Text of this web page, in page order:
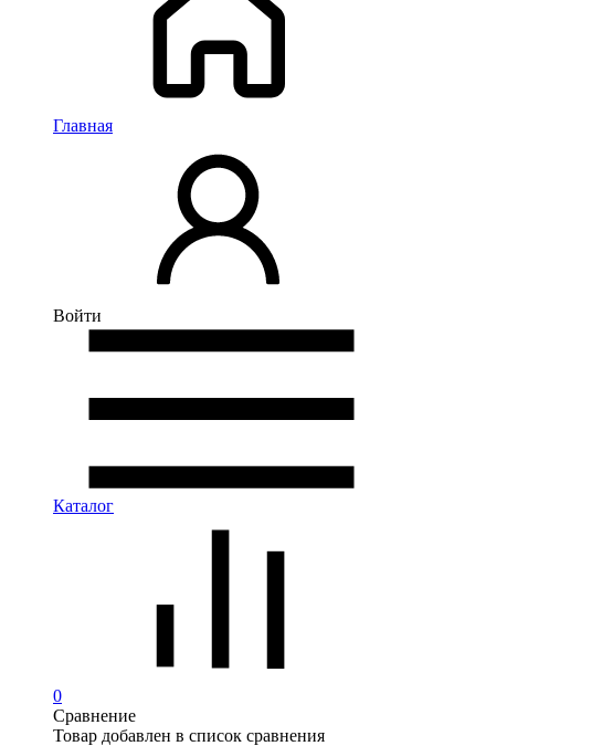
Главная
Войти
Каталог
0
Сравнение
Товар добавлен в список сравнения